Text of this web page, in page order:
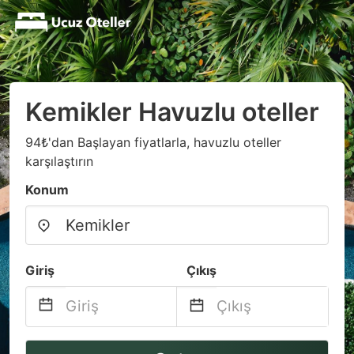
Kemikler Havuzlu oteller
94₺'dan Başlayan fiyatlarla, havuzlu oteller
karşılaştırın
Konum
Giriş Çıkış
Navigate
Navigate